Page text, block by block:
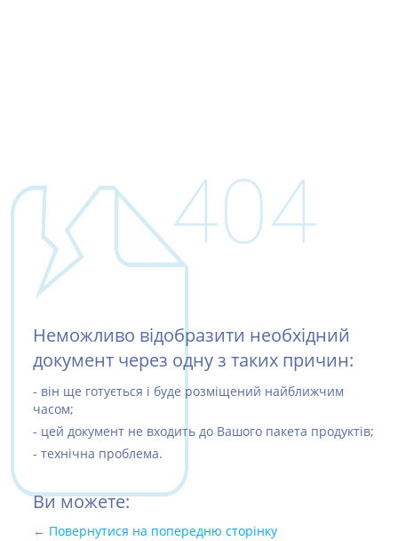
404
Неможливо відобразити необхідний
документ через одну з таких причин:
- він ще готується і буде розміщений найближчим
часом;
- цей документ не входить до Вашого пакета продуктів;
- технічна проблема.
Ви можете:
← Повернутися на попередню сторінку